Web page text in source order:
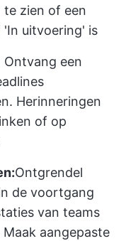
zien of een
'In uitvoering' is
Ontvang een
. Herinneringen
of op
Ontgrendel
de voortgang
van teams
Maak aangepaste